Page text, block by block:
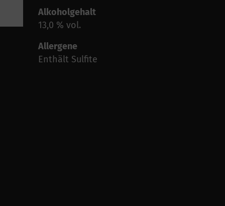
Alkoholgehalt
13,0 % vol.
Allergene
Enthält Sulfite